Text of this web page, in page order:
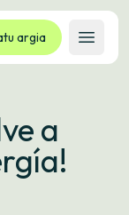
argia
Ireki
a